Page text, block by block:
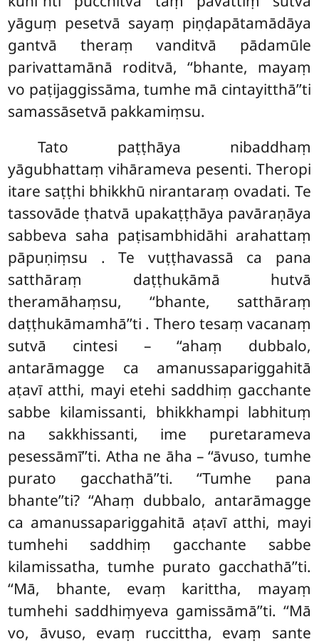
yāguṃ pesetvā sayaṃ piṇḍapātamādāya
gantvā theraṃ vanditvā pādamūle
parivattamānā roditvā, ‘‘bhante, mayaṃ
vo paṭijaggissāma, tumhe mā cintayitthā’’ti
samassāsetvā pakkamiṃsu.
Tato paṭṭhāya nibaddhaṃ
yāgubhattaṃ vihārameva pesenti. Theropi
itare saṭṭhi bhikkhū nirantaraṃ ovadati. Te
tassovāde ṭhatvā upakaṭṭhāya pavāraṇāya
sabbeva saha paṭisambhidāhi arahattaṃ
pāpuṇiṃsu . Te vuṭṭhavassā ca pana
satthāraṃ daṭṭhukāmā hutvā
theramāhaṃsu, ‘‘bhante, satthāraṃ
daṭṭhukāmamhā’’ti . Thero tesaṃ vacanaṃ
sutvā cintesi – ‘‘ahaṃ dubbalo,
antarāmagge ca amanussapariggahitā
aṭavī atthi, mayi etehi saddhiṃ gacchante
sabbe kilamissanti, bhikkhampi labhituṃ
na sakkhissanti, ime puretarameva
pesessāmī’’ti. Atha ne āha – ‘‘āvuso, tumhe
purato gacchathā’’ti. ‘‘Tumhe pana
bhante’’ti? ‘‘Ahaṃ dubbalo, antarāmagge
ca amanussapariggahitā aṭavī atthi, mayi
tumhehi saddhiṃ gacchante sabbe
kilamissatha, tumhe purato gacchathā’’ti.
‘‘Mā, bhante, evaṃ karittha, mayaṃ
tumhehi saddhiṃyeva gamissāmā’’ti. ‘‘Mā
vo, āvuso, evaṃ ruccittha, evaṃ sante